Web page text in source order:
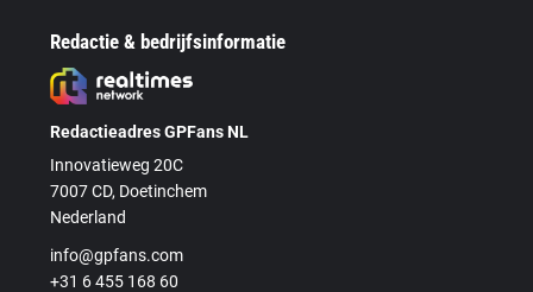
Redactie & bedrijfsinformatie
Redactieadres GPFans NL
Innovatieweg 20C
7007 CD, Doetinchem
Nederland
info@gpfans.com
+31 6 455 168 60